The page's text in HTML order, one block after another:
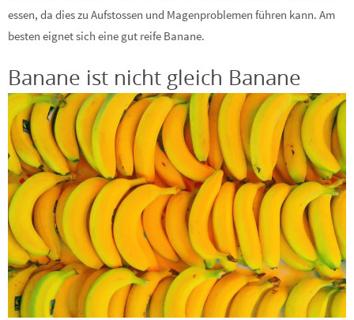
essen, da dies zu Aufstossen und Magenproblemen führen kann. Am
besten eignet sich eine gut reife Banane.
Banane ist nicht gleich Banane